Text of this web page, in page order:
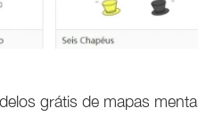
grátis de mapas